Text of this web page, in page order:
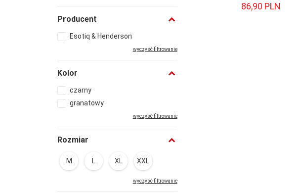
Producent
Esotiq & Henderson
wyczyść filtrowanie
Kolor
czarny
granatowy
wyczyść filtrowanie
Rozmiar
M L XL XXL
wyczyść filtrowanie
86,90 PLN